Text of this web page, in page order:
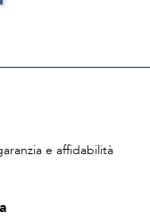
e affidabilità